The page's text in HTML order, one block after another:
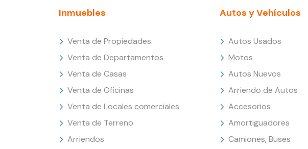
Inmuebles
Venta de Propiedades
Venta de Departamentos
Venta de Casas
Venta de Oficinas
Venta de Locales comerciales
Venta de Terreno
Arriendos
Autos y Vehículos
Autos Usados
Motos
Autos Nuevos
Arriendo de Autos
Accesorios
Amortiguadores
Camiones, Buses